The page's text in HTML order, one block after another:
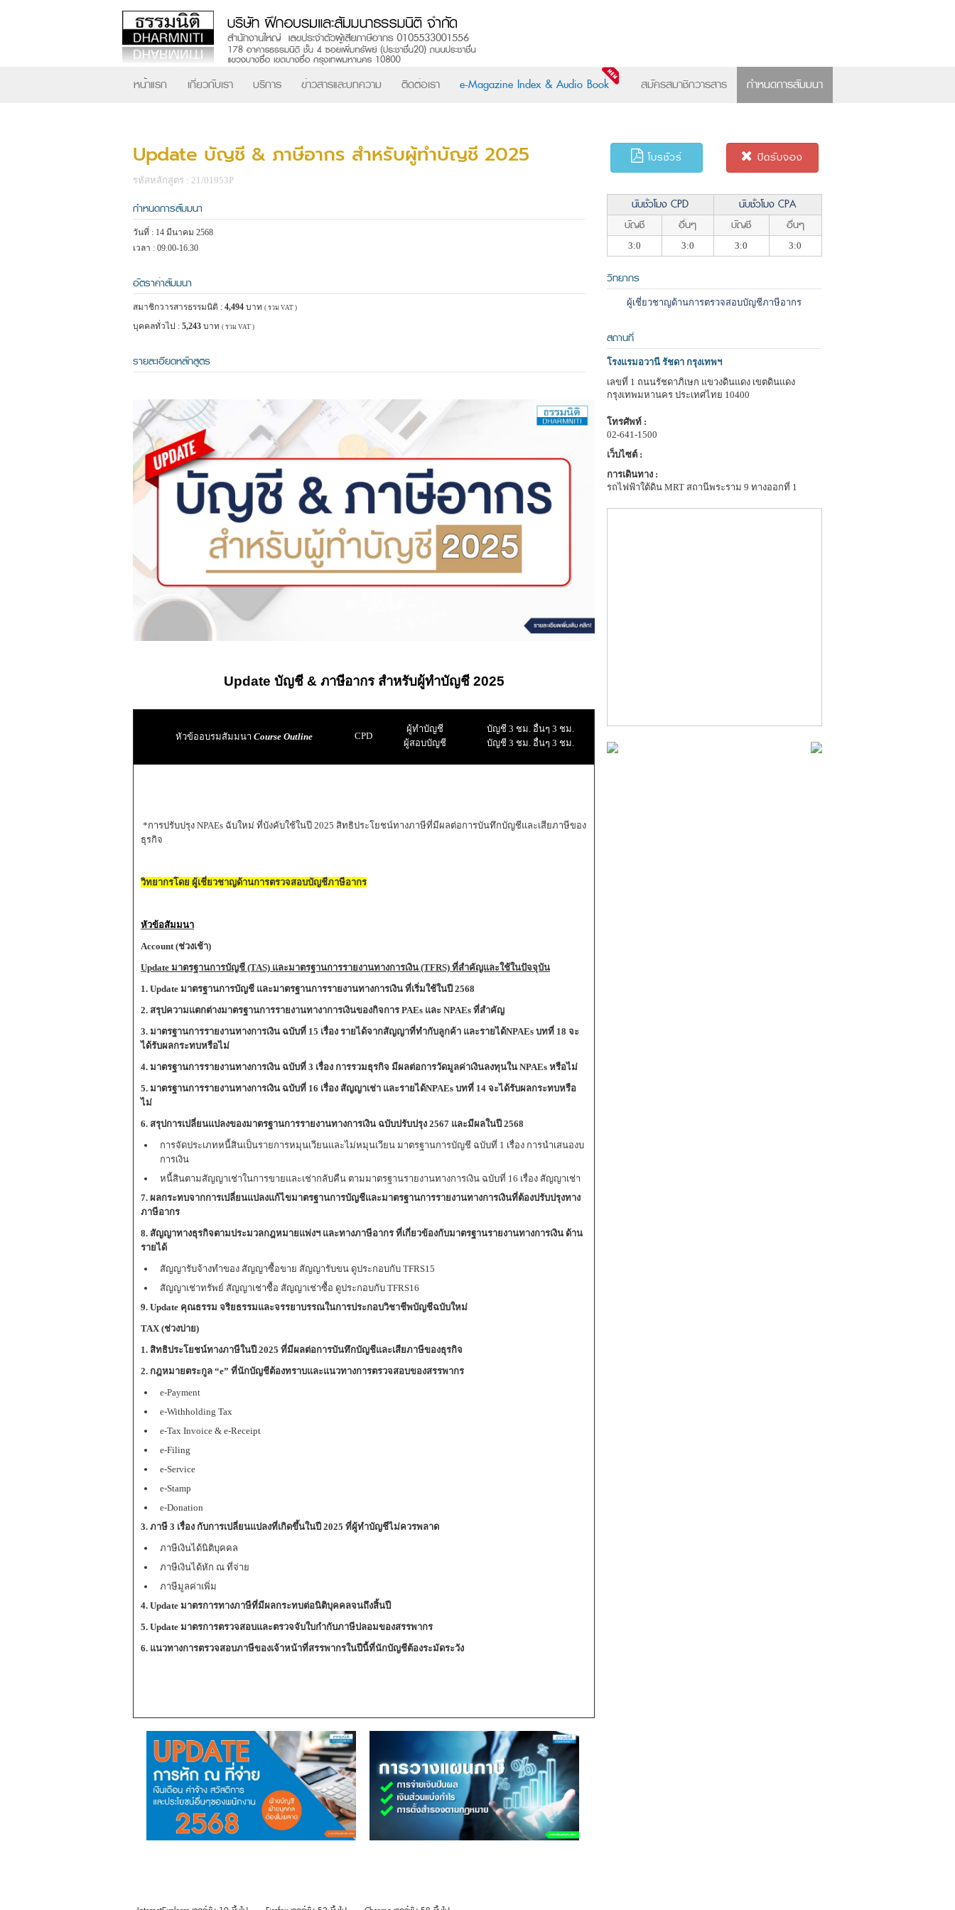
หน้าแรก เกี่ยวกับเรา บริการ ข่าวสารและบทความ ติดต่อเรา e-Magazine Index & Audio Book สมัครสมาชิกวารสาร กำหนดการสัมมนา
Update บัญชี & ภาษีอากร สำหรับผู้ทำบัญชี 2025
รหัสหลักสูตร : 21/01953P
กำหนดการสัมมนา
วันที่ : 14 มีนาคม 2568
เวลา : 09.00-16.30
อัตราค่าสัมมนา
สมาชิกวารสารธรรมนิติ : 4,494 บาท ( รวม VAT )
บุคคลทั่วไป : 5,243 บาท ( รวม VAT )
รายละเอียดหลักสูตร
Update บัญชี & ภาษีอากร สำหรับผู้ทำบัญชี 2025
หัวข้ออบรมสัมมนา Course Outline CPD
ผู้ทำบัญชี
บัญชี 3 ชม. อื่นๆ 3 ชม.
ผู้สอบบัญชี
บัญชี 3 ชม. อื่นๆ 3 ชม.
*การปรับปรุง NPAEs ฉับใหม่ ที่บังคับใช้ในปี 2025 สิทธิประโยชน์ทางภาษีที่มีผลต่อการบันทึกบัญชีและเสียภาษีของ
ธุรกิจ
วิทยากรโดย ผู้เชี่ยวชาญด้านการตรวจสอบบัญชีภาษีอากร
หัวข้อสัมมนา
Account (ช่วงเช้า)
Update มาตรฐานการบัญชี (TAS) และมาตรฐานการรายงานทางการเงิน (TFRS) ที่สำคัญและใช้ในปัจจุบัน
1. Update มาตรฐานการบัญชี และมาตรฐานการรายงานทางการเงิน ที่เริ่มใช้ในปี 2568
2. สรุปความแตกต่างมาตรฐานการรายงานทางาการเงินของกิจการ PAEs และ NPAEs ที่สำคัญ
3. มาตรฐานการรายงานทางการเงิน ฉบับที่ 15 เรื่อง รายได้จากสัญญาที่ทำกับลูกค้า และรายได้NPAEs บทที่ 18 จะ
ได้รับผลกระทบหรือไม่
4. มาตรฐานการรายงานทางการเงิน ฉบับที่ 3 เรื่อง การรวมธุรกิจ มีผลต่อการวัดมูลค่าเงินลงทุนใน NPAEs หรือไม่
5. มาตรฐานการรายงานทางการเงิน ฉบับที่ 16 เรื่อง สัญญาเช่า และรายได้NPAEs บทที่ 14 จะได้รับผลกระทบหรือ
ไม่
6. สรุปการเปลี่ยนแปลงของมาตรฐานการรายงานทางการเงิน ฉบับปรับปรุง 2567 และมีผลในปี 2568
การจัดประเภทหนี้สินเป็นรายการหมุนเวียนและไม่หมุนเวียน มาตรฐานการบัญชี ฉบับที่ 1 เรื่อง การนำเสนองบ
การเงิน
หนี้สินตามสัญญาเช่าในการขายและเช่ากลับคืน ตามมาตรฐานรายงานทางการเงิน ฉบับที่ 16 เรื่อง สัญญาเช่า
7. ผลกระทบจากการเปลี่ยนแปลงแก้ไขมาตรฐานการบัญชีและมาตรฐานการรายงานทางการเงินที่ต้องปรับปรุงทาง
ภาษีอากร
8. สัญญาทางธุรกิจตามประมวลกฎหมายแพ่งฯ และทางภาษีอากร ที่เกี่ยวข้องกับมาตรฐานรายงานทางการเงิน ด้าน
รายได้
สัญญารับจ้างทำของ สัญญาซื้อขาย สัญญารับขน ดูประกอบกับ TFRS15
สัญญาเช่าทรัพย์ สัญญาเช่าซื้อ สัญญาเช่าซื้อ ดูประกอบกับ TFRS16
9. Update คุณธรรม จริยธรรมและจรรยาบรรณในการประกอบวิชาชีพบัญชีฉบับใหม่
TAX (ช่วงบ่าย)
1. สิทธิประโยชน์ทางภาษีในปี 2025 ที่มีผลต่อการบันทึกบัญชีและเสียภาษีของธุรกิจ
2. กฎหมายตระกูล “e” ที่นักบัญชีต้องทราบและแนวทางการตรวจสอบของสรรพากร
e-Payment
e-Withholding Tax
e-Tax Invoice & e-Receipt
e-Filing
e-Service
e-Stamp
e-Donation
3. ภาษี 3 เรื่อง กับการเปลี่ยนแปลงที่เกิดขึ้นในปี 2025 ที่ผู้ทำบัญชีไม่ควรพลาด
ภาษีเงินได้นิติบุคคล
ภาษีเงินได้หัก ณ ที่จ่าย
ภาษีมูลค่าเพิ่ม
4. Update มาตรการทางภาษีที่มีผลกระทบต่อนิติบุคคลจนถึงสิ้นปี
5. Update มาตรการตรวจสอบและตรวจจับใบกำกับภาษีปลอมของสรรพากร
6. แนวทางการตรวจสอบภาษีของเจ้าหน้าที่สรรพากรในปีนี้ที่นักบัญชีต้องระมัดระวัง
โบรชัวร์ ปิดรับจอง
นับชั่วโมง CPD
นับชั่วโมง CPA
บัญชี
อื่นๆ บัญชี อื่นๆ
3:0 3:0 3:0 3:0
วิทยากร
ผู้เชี่ยวชาญด้านการตรวจสอบบัญชีภาษีอากร
สถานที่
โรงแรมอวานี รัชดา กรุงเทพฯ
เลขที่ 1 ถนนรัชดาภิเษก แขวงดินแดง เขตดินแดง
กรุงเทพมหานคร ประเทศไทย 10400
โทรศัพท์ :
02-641-1500
เว็บไซต์ :
การเดินทาง :
รถไฟฟ้าใต้ดิน MRT สถานีพระราม 9 ทางออกที่ 1